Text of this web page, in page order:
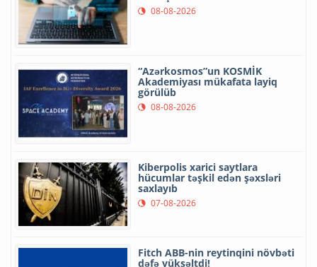
08-08-2026
“Azərkosmos”un KOSMİK
Akademiyası mükafata layiq
görülüb
08-08-2026
Kiberpolis xarici saytlara
hücumlar təşkil edən şəxsləri
saxlayıb
07-08-2026
Fitch ABB-nin reytinqini növbəti
dəfə yüksəltdi!